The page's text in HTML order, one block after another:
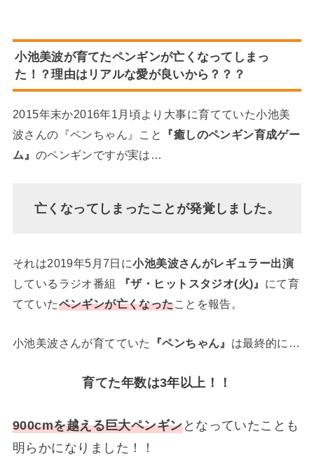
小池美波が育てたペンギンが亡くなってしまっ
た！？理由はリアルな愛が良いから？？？
2015年末か2016年1月頃より大事に育てていた小池美
波さんの『ペンちゃん』こと
『癒しのペンギン育成ゲー
ム』 のペンギンですが実は…
亡くなってしまったことが発覚しました。
それは2019年5月7日に小池美波さんがレギュラー出演
しているラジオ番組
『ザ・ヒットスタジオ(火)』 にて育
てていたペンギンが亡くなったことを報告。
小池美波さんが育てていた 『ペンちゃん』 は最終的に…
育てた年数は3年以上！！
900cmを越える巨大ペンギンとなっていたことも
明らかになりました！！